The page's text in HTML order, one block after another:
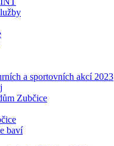
a sportovních akcí 2023
Zubčice
baví